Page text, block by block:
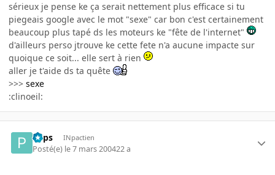
sérieux je pense ke ça serait nettement plus efficace si tu
piegeais google avec le mot "sexe" car bon c'est certainement
beaucoup plus tapé ds les moteurs ke "fête de l'internet"
d'ailleurs perso jtrouve ke cette fete n'a aucune impacte sur
quoique ce soit... elle sert à rien
aller je t'aide ds ta quête
>>> sexe
:clinoeil:
Paps INpactien
Posté(e) le 7 mars 200422 a